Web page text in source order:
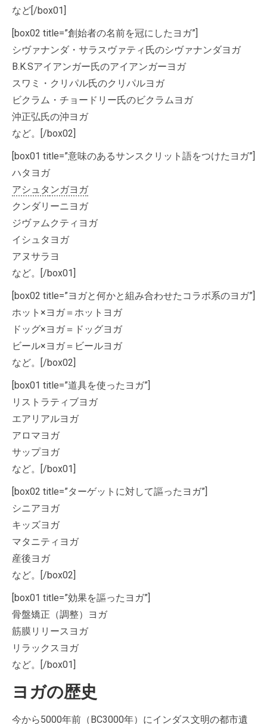
など[/box01]
[box02 title=”創始者の名前を冠にしたヨガ”]
シヴァナンダ・サラスヴァティ氏のシヴァナンダヨガ
B.K.Sアイアンガー氏のアイアンガーヨガ
スワミ・クリパル氏のクリパルヨガ
ビクラム・チョードリー氏のビクラムヨガ
沖正弘氏の沖ヨガ
など。[/box02]
[box01 title=”意味のあるサンスクリット語をつけたヨガ”]
ハタヨガ
アシュタ ンガヨガ
クンダリーニヨガ
ジヴァムクティヨガ
イシュタヨガ
アヌサラヨ
など。[/box01]
[box02 title=”ヨガと何かと組み合わせたコラボ系のヨガ”]
ホット×ヨガ＝ホットヨガ
ドッグ×ヨガ＝ドッグヨガ
ビール×ヨガ＝ビールヨガ
など。[/box02]
[box01 title=”道具を使ったヨガ”]
リストラティブヨガ
エアリアルヨガ
アロマヨガ
サップヨガ
など。[/box01]
[box02 title=”ターゲットに対して謳ったヨガ”]
シニアヨガ
キッズヨガ
マタニティヨガ
産後ヨガ
など。[/box02]
[box01 title=”効果を謳ったヨガ”]
骨盤矯正（調整）ヨガ
筋膜リリースヨガ
リラックスヨガ
など。[/box01]
ヨガの歴史
今から5000年前（BC3000年）にインダス文明の都市遺